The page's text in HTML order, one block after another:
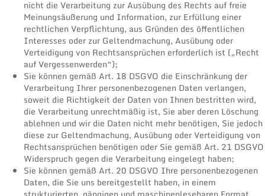
nicht die Verarbeitung zur Ausübung des Rechts auf freie
Meinungsäußerung und Information, zur Erfüllung einer
rechtlichen Verpflichtung, aus Gründen des öffentlichen
Interesses oder zur Geltendmachung, Ausübung oder
Verteidigung von Rechtsansprüchen erforderlich ist („Recht
auf Vergessenwerden“);
Sie können gemäß Art. 18 DSGVO die Einschränkung der
Verarbeitung Ihrer personenbezogenen Daten verlangen,
soweit die Richtigkeit der Daten von Ihnen bestritten wird,
die Verarbeitung unrechtmäßig ist, Sie aber deren Löschung
ablehnen und wir die Daten nicht mehr benötigen, Sie jedoch
diese zur Geltendmachung, Ausübung oder Verteidigung von
Rechtsansprüchen benötigen oder Sie gemäß Art. 21 DSGVO
Widerspruch gegen die Verarbeitung eingelegt haben;
Sie können gemäß Art. 20 DSGVO Ihre personenbezogenen
Daten, die Sie uns bereitgestellt haben, in einem